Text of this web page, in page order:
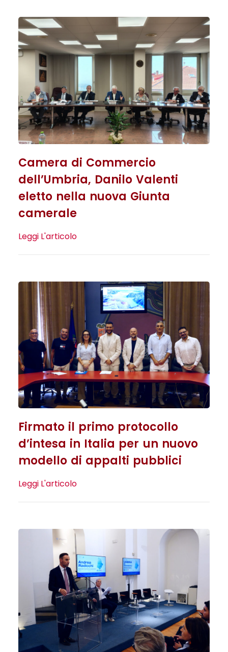
Camera di Commercio
dell’Umbria, Danilo Valenti
eletto nella nuova Giunta
camerale
Leggi L'articolo
Firmato il primo protocollo
d’intesa in Italia per un nuovo
modello di appalti pubblici
Leggi L'articolo